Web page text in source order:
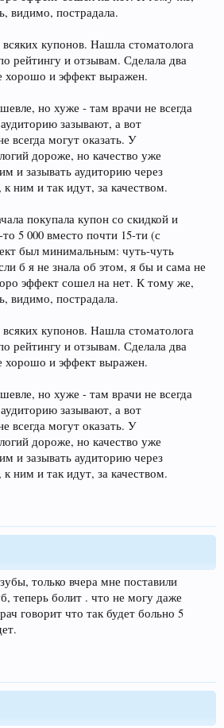
видимо, пострадала.
всяких купонов. Нашла стоматолога
рейтингу и отзывам. Сделала два
хорошо и эффект выражен.
но хуже - там врачи не всегда
зазывают, а вот
всегда могут оказать. У
дороже, но качество уже
и зазывать аудиторию через
ним и так идут, за качеством.
покупала купон со скидкой и
5 000 вместо почти 15-ти (с
был минимальным: чуть-чуть
б я не знала об этом, я бы и сама не
эффект сошел на нет. К тому же,
видимо, пострадала.
всяких купонов. Нашла стоматолога
рейтингу и отзывам. Сделала два
хорошо и эффект выражен.
но хуже - там врачи не всегда
зазывают, а вот
всегда могут оказать. У
дороже, но качество уже
и зазывать аудиторию через
ним и так идут, за качеством.
только вчера мне поставили
теперь болит . что не могу даже
говорит что так будет больно 5